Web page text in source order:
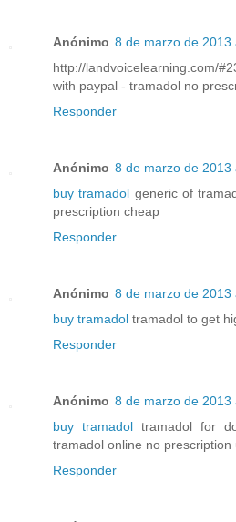
Anónimo 8 de marzo de 2013
http://landvoicelearning.com/
with paypal - tramadol no
Responder
Anónimo 8 de marzo de 2013
buy tramadol generic of
prescription cheap
Responder
Anónimo 8 de marzo de 2013
buy tramadol tramadol to get
Responder
Anónimo 8 de marzo de 2013
buy tramadol tramadol for
tramadol online no prescription
Responder